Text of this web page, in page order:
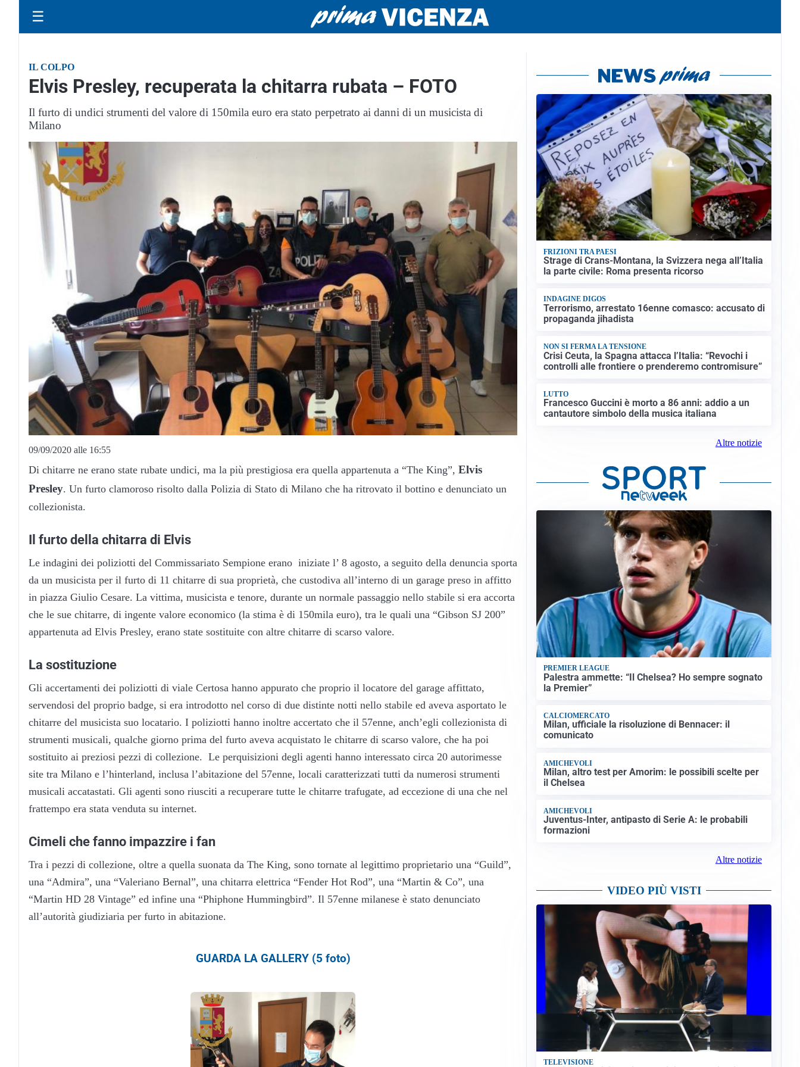
☰
IL COLPO
Elvis Presley, recuperata la chitarra rubata – FOTO
Il furto di undici strumenti del valore di 150mila euro era stato perpetrato ai danni di un musicista di
Milano
09/09/2020 alle 16:55
Di chitarre ne erano state rubate undici, ma la più prestigiosa era quella appartenuta a “The King”, Elvis
Presley. Un furto clamoroso risolto dalla Polizia di Stato di Milano che ha ritrovato il bottino e denunciato un
collezionista.
Il furto della chitarra di Elvis
Le indagini dei poliziotti del Commissariato Sempione erano iniziate l’ 8 agosto, a seguito della denuncia sporta
da un musicista per il furto di 11 chitarre di sua proprietà, che custodiva all’interno di un garage preso in affitto
in piazza Giulio Cesare. La vittima, musicista e tenore, durante un normale passaggio nello stabile si era accorta
che le sue chitarre, di ingente valore economico (la stima è di 150mila euro), tra le quali una “Gibson SJ 200”
appartenuta ad Elvis Presley, erano state sostituite con altre chitarre di scarso valore.
La sostituzione
Gli accertamenti dei poliziotti di viale Certosa hanno appurato che proprio il locatore del garage affittato,
servendosi del proprio badge, si era introdotto nel corso di due distinte notti nello stabile ed aveva asportato le
chitarre del musicista suo locatario. I poliziotti hanno inoltre accertato che il 57enne, anch’egli collezionista di
strumenti musicali, qualche giorno prima del furto aveva acquistato le chitarre di scarso valore, che ha poi
sostituito ai preziosi pezzi di collezione. Le perquisizioni degli agenti hanno interessato circa 20 autorimesse
site tra Milano e l’hinterland, inclusa l’abitazione del 57enne, locali caratterizzati tutti da numerosi strumenti
musicali accatastati. Gli agenti sono riusciti a recuperare tutte le chitarre trafugate, ad eccezione di una che nel
frattempo era stata venduta su internet.
Cimeli che fanno impazzire i fan
Tra i pezzi di collezione, oltre a quella suonata da The King, sono tornate al legittimo proprietario una “Guild”,
una “Admira”, una “Valeriano Bernal”, una chitarra elettrica “Fender Hot Rod”, una “Martin & Co”, una
“Martin HD 28 Vintage” ed infine una “Phiphone Hummingbird”. Il 57enne milanese è stato denunciato
all’autorità giudiziaria per furto in abitazione.
GUARDA LA GALLERY (5 foto)
FRIZIONI TRA PAESI
Strage di Crans-Montana, la Svizzera nega all’Italia
la parte civile: Roma presenta ricorso
INDAGINE DIGOS
Terrorismo, arrestato 16enne comasco: accusato di
propaganda jihadista
NON SI FERMA LA TENSIONE
Crisi Ceuta, la Spagna attacca l’Italia: “Revochi i
controlli alle frontiere o prenderemo contromisure”
LUTTO
Francesco Guccini è morto a 86 anni: addio a un
cantautore simbolo della musica italiana
Altre notizie
PREMIER LEAGUE
Palestra ammette: “Il Chelsea? Ho sempre sognato
la Premier”
CALCIOMERCATO
Milan, ufficiale la risoluzione di Bennacer: il
comunicato
AMICHEVOLI
Milan, altro test per Amorim: le possibili scelte per
il Chelsea
AMICHEVOLI
Juventus-Inter, antipasto di Serie A: le probabili
formazioni
Altre notizie
VIDEO PIÙ VISTI
TELEVISIONE